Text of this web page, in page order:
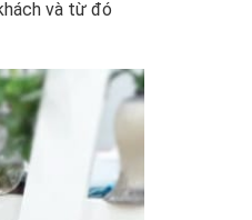
và từ đó